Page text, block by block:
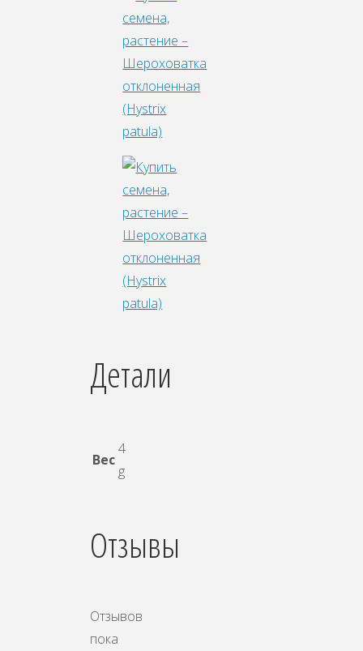
Детали
Вес
4
g
Отзывы
Отзывов
пока